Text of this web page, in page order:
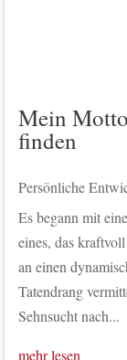
Mein
finden
Persönliche
Es begann mit
eines, das
an einen
Tatendrang
Sehnsucht nach...
mehr lesen